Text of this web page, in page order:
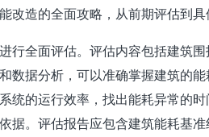
改造的全面攻略，从前期评估到具
行全面评估。评估内容包括建筑
数据分析，可以准确掌握建筑的
统的运行效率，找出能耗异常的
据。评估报告应包含建筑能耗基